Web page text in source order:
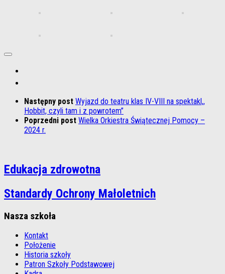
Następny post Wyjazd do teatru klas IV-VIII na spektakl,,
Hobbit, czyli tam i z powrotem”
Poprzedni post Wielka Orkiestra Świątecznej Pomocy –
2024 r.
Edukacja zdrowotna
Standardy Ochrony Małoletnich
Nasza szkoła
Kontakt
Położenie
Historia szkoły
Patron Szkoły Podstawowej